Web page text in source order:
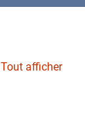
Tout afficher